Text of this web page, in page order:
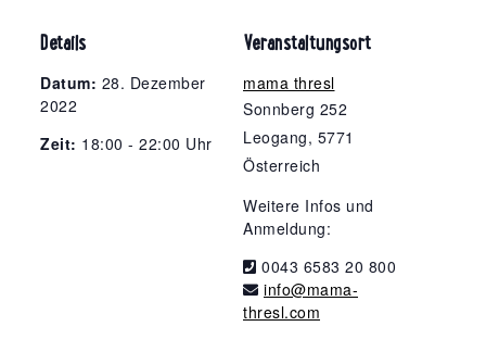
Details
Datum: 28. Dezember
2022
Zeit: 18:00 - 22:00 Uhr
Veranstaltungsort
mama thresl
Sonnberg 252
Leogang, 5771
Österreich
Weitere Infos und
Anmeldung:
0043 6583 20 800
info@mama-
thresl.com